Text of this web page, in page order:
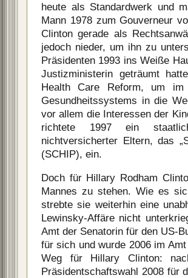
heute als Standardwerk und
Mann 1978 zum Gouverneur
Clinton gerade als
jedoch nieder, um ihn zu
Präsidenten 1993 ins Weiße
Justizministerin geträumt
Health Care Reform, um
Gesundheitssystems in die
vor allem die Interessen der
richtete 1997 ein
nichtversicherter Eltern, das
(SCHIP), ein.
Doch für Hillary Rodham
Mannes zu stehen. Wie es
strebte sie weiterhin eine
Lewinsky-Affäre nicht
Amt der Senatorin für den US-
für sich und wurde 2006 im
Weg für Hillary Clinton:
Präsidentschaftswahl 2008 für